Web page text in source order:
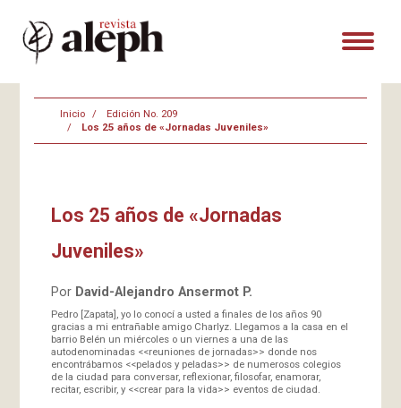
Inicio
Edición No. 209
Los 25 años de «Jornadas Juveniles»
Los 25 años de «Jornadas
Juveniles»
Por David-Alejandro Ansermot P.
Pedro [Zapata], yo lo conocí a usted a finales de los años 90
gracias a mi entrañable amigo Charlyz. Llegamos a la casa en el
barrio Belén un miércoles o un viernes a una de las
autodenominadas <<reuniones de jornadas>> donde nos
encontrábamos <<pelados y peladas>> de numerosos colegios
de la ciudad para conversar, reflexionar, filosofar, enamorar,
recitar, escribir, y <<crear para la vida>> eventos de ciudad.